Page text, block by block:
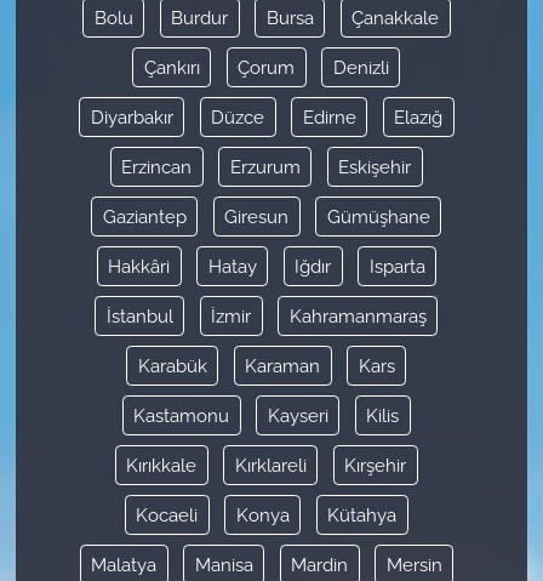
Bolu Burdur Bursa Çanakkale
Çankırı Çorum Denizli
Diyarbakır Düzce Edirne Elazığ
Erzincan Erzurum Eskişehir
Gaziantep Giresun Gümüşhane
Hakkâri Hatay Iğdır Isparta
İstanbul İzmir Kahramanmaraş
Karabük Karaman Kars
Kastamonu Kayseri Kilis
Kırıkkale Kırklareli Kırşehir
Kocaeli Konya Kütahya
Malatya Manisa Mardin Mersin